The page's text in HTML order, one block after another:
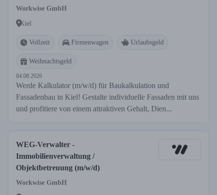
Workwise GmbH
Kiel
Vollzeit Firmenwagen Urlaubsgeld
Weihnachtsgeld
04.08.2026
Werde Kalkulator (m/w/d) für Baukalkulation und
Fassadenbau in Kiel! Gestalte individuelle Fassaden mit uns
und profitiere von einem attraktiven Gehalt, Dien...
WEG-Verwalter -
Immobilienverwaltung /
Objektbetreuung (m/w/d)
Workwise GmbH